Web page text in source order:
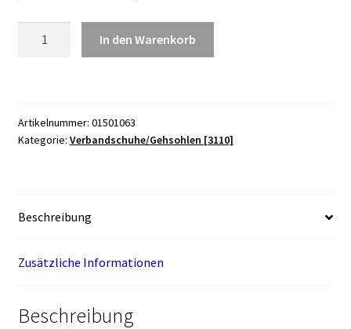
schwarz
Menge
In den Warenkorb
Artikelnummer: 01501063
Kategorie: Verbandschuhe/Gehsohlen [3110]
Beschreibung
Zusätzliche Informationen
Beschreibung